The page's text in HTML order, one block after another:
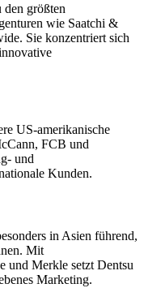
größten
wie Saatchi &
Sie konzentriert sich
US-amerikanische
FCB und
und
Kunden.
in Asien führend,
Mit
und Merkle setzt Dentsu
Marketing.